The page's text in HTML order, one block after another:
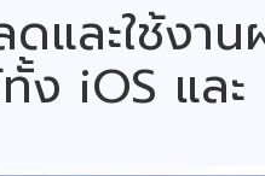
ดและใช้งา
ง iOS แ